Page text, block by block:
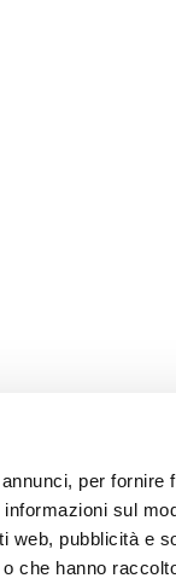
per fornire
sul
pubblicità e
che hanno